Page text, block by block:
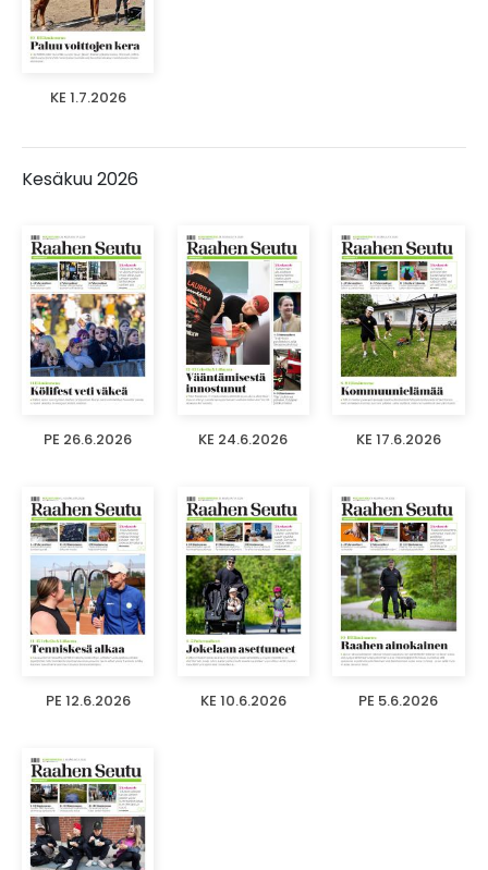
KE 1.7.2026
Kesäkuu 2026
PE 26.6.2026 KE 24.6.2026 KE 17.6.2026
PE 12.6.2026 KE 10.6.2026 PE 5.6.2026